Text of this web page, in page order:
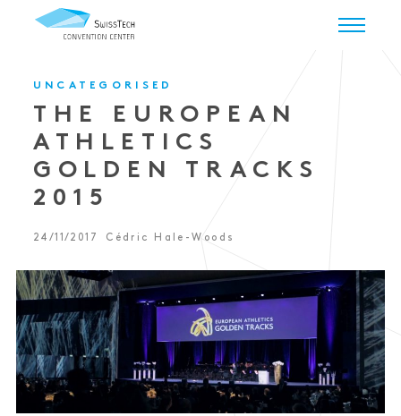
UNCATEGORISED
THE EUROPEAN
ATHLETICS
GOLDEN TRACKS
2015
24/11/2017 Cédric Hale-Woods